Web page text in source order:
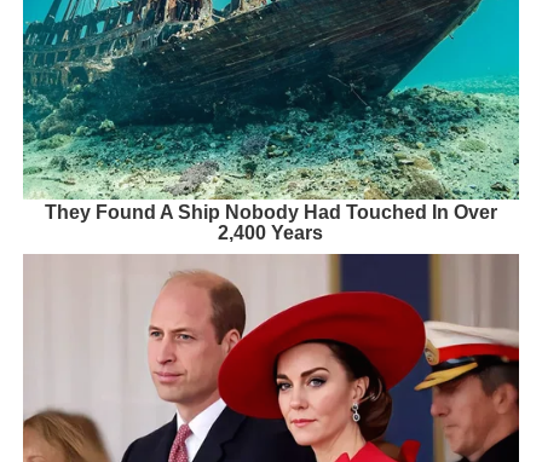
They Found A Ship Nobody Had Touched In Over
2,400 Years